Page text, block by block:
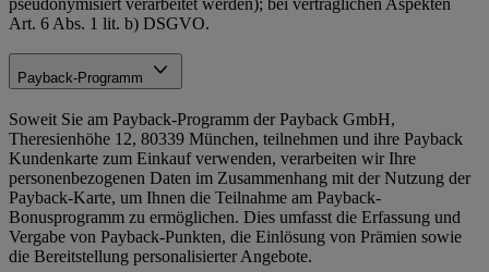
Art. 6 Abs. 1 lit. b) DSGVO.
Payback-Programm
Soweit Sie am Payback-Programm der Payback GmbH,
Theresienhöhe 12, 80339 München, teilnehmen und ihre Payback
Kundenkarte zum Einkauf verwenden, verarbeiten wir Ihre
personenbezogenen Daten im Zusammenhang mit der Nutzung der
Payback-Karte, um Ihnen die Teilnahme am Payback-
Bonusprogramm zu ermöglichen. Dies umfasst die Erfassung und
Vergabe von Payback-Punkten, die Einlösung von Prämien sowie
die Bereitstellung personalisierter Angebote.